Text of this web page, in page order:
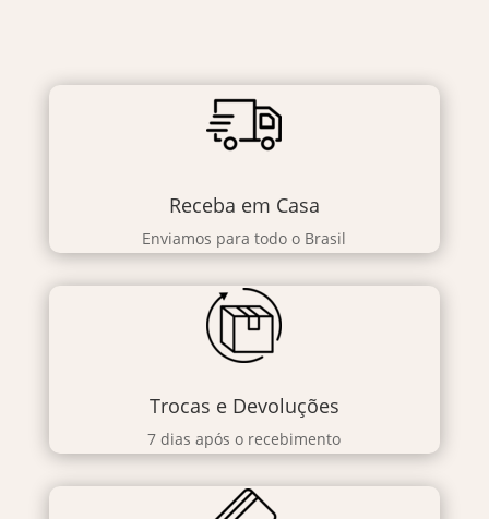
Receba em Casa
Enviamos para todo o Brasil
Trocas e Devoluções
7 dias após o recebimento